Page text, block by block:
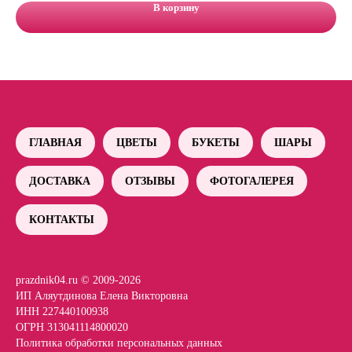
В корзину
ГЛАВНАЯ ЦВЕТЫ БУКЕТЫ ШАРЫ
ДОСТАВКА ОТЗЫВЫ ФОТОГАЛЕРЕЯ
КОНТАКТЫ
prazdnik04.ru © 2009-2026
ИП Аляутдинова Елена Викторовна
ИНН 227440100938
ОГРН 313041114800020
Политика обработки персональных данных